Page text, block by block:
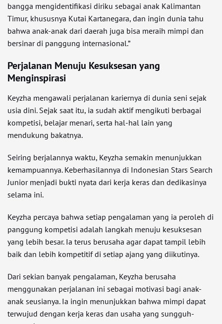
bangga mengidentifikasi diriku sebagai anak Kalimantan
Timur, khususnya Kutai Kartanegara, dan ingin dunia tahu
bahwa anak-anak dari daerah juga bisa meraih mimpi dan
bersinar di panggung internasional.”
Perjalanan Menuju Kesuksesan yang
Menginspirasi
Keyzha mengawali perjalanan kariernya di dunia seni sejak
usia dini. Sejak saat itu, ia sudah aktif mengikuti berbagai
kompetisi, belajar menari, serta hal-hal lain yang
mendukung bakatnya.
Seiring berjalannya waktu, Keyzha semakin menunjukkan
kemampuannya. Keberhasilannya di Indonesian Stars Search
Junior menjadi bukti nyata dari kerja keras dan dedikasinya
selama ini.
Keyzha percaya bahwa setiap pengalaman yang ia peroleh di
panggung kompetisi adalah langkah menuju kesuksesan
yang lebih besar. Ia terus berusaha agar dapat tampil lebih
baik dan lebih kompetitif di setiap ajang yang diikutinya.
Dari sekian banyak pengalaman, Keyzha berusaha
menggunakan perjalanan ini sebagai motivasi bagi anak-
anak seusianya. Ia ingin menunjukkan bahwa mimpi dapat
terwujud dengan kerja keras dan usaha yang sungguh-